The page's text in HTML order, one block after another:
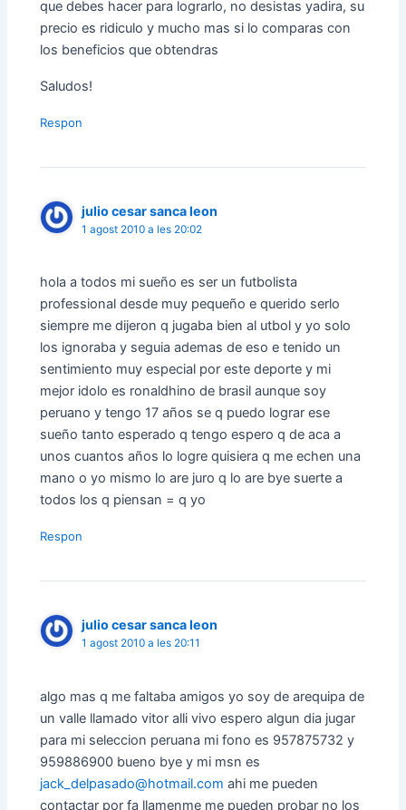
que debes hacer para lograrlo, no desistas yadira, su
precio es ridiculo y mucho mas si lo comparas con
los beneficios que obtendras
Saludos!
Respon
julio cesar sanca leon
1 agost 2010 a les 20:02
hola a todos mi sueño es ser un futbolista
professional desde muy pequeño e querido serlo
siempre me dijeron q jugaba bien al utbol y yo solo
los ignoraba y seguia ademas de eso e tenido un
sentimiento muy especial por este deporte y mi
mejor idolo es ronaldhino de brasil aunque soy
peruano y tengo 17 años se q puedo lograr ese
sueño tanto esperado q tengo espero q de aca a
unos cuantos años lo logre quisiera q me echen una
mano o yo mismo lo are juro q lo are bye suerte a
todos los q piensan = q yo
Respon
julio cesar sanca leon
1 agost 2010 a les 20:11
algo mas q me faltaba amigos yo soy de arequipa de
un valle llamado vitor alli vivo espero algun dia jugar
para mi seleccion peruana mi fono es 957875732 y
959886900 bueno bye y mi msn es
jack_delpasado@hotmail.com ahi me pueden
contactar por fa llamenme me pueden probar no los